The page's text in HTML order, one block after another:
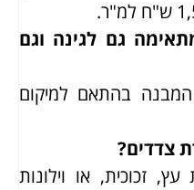
גם לגינה וגם
בהתאם למיקום
צדדים?
זכוכית, או וילונות